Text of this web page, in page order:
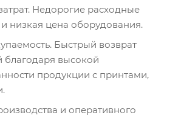
Недорогие расходные
низкая цена оборудования.
Быстрый возврат
благодаря высокой
продукции с принтами,
и оперативного